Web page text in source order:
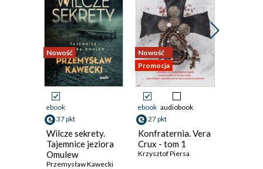
Nowość
ebook
37 pkt
Wilcze sekrety.
Tajemnice jeziora
Omulew
Przemysław Kawecki
Nowość
Promocja
ebook audiobook
27 pkt
Konfraternia. Vera
Crux - tom 1
Krzysztof Piersa